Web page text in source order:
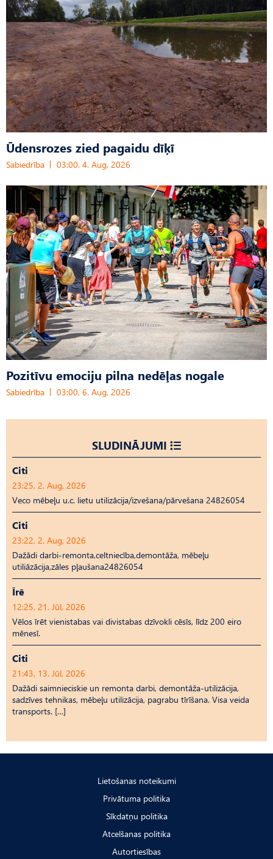
Ūdensrozes zied pagaidu dīķī
Sabiedrība 03:00, 4. Aug, 2026
Pozitīvu emociju pilna nedēļas nogale
Sabiedrība 03:00, 6. Aug, 2026
SLUDINĀJUMI
Citi
23:25, 2. Aug, 2026
Veco mēbeļu u.c. lietu utilizācija/izvešana/pārvešana 24826054
Citi
23:22, 2. Aug, 2026
Dažādi darbi-remonta,celtniecība,demontāža, mēbeļu
utiliāzācija,zāles pļaušana24826054
Īrē
12:25, 21. Jūl, 2026
Vēlos īrēt vienistabas vai divistabas dzīvokli cēsīs, līdz 200 eiro
mēnesī.
Citi
21:43, 13. Jūl, 2026
Dažādi saimnieciskie un remonta darbi, demontāža-utilizācija,
sadzīves tehnikas, mēbeļu utilizācija, pagrabu tīrīšana. Visa veida
transports. […]
Lietošanas noteikumi
Privātuma politika
Sīkdatņu politika
Atcelšanas politika
Autortiesības